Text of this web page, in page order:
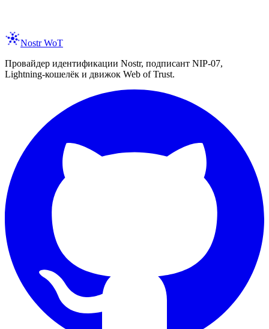
Nostr WoT
Провайдер идентификации Nostr, подписант NIP-07,
Lightning-кошелёк и движок Web of Trust.